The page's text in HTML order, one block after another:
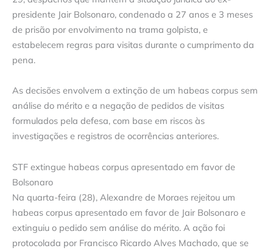
presidente Jair Bolsonaro, condenado a 27 anos e 3 meses
de prisão por envolvimento na trama golpista, e
estabelecem regras para visitas durante o cumprimento da
pena.
As decisões envolvem a extinção de um habeas corpus sem
análise do mérito e a negação de pedidos de visitas
formulados pela defesa, com base em riscos às
investigações e registros de ocorrências anteriores.
STF extingue habeas corpus apresentado em favor de
Bolsonaro
Na quarta-feira (28), Alexandre de Moraes rejeitou um
habeas corpus apresentado em favor de Jair Bolsonaro e
extinguiu o pedido sem análise do mérito. A ação foi
protocolada por Francisco Ricardo Alves Machado, que se